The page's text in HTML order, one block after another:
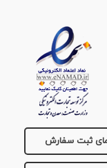
ثبت سفارش